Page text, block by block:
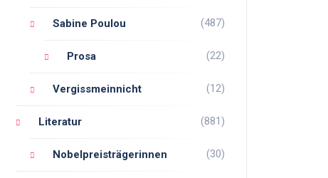
Sabine Poulou (487)
Prosa (22)
Vergissmeinnicht (12)
Literatur (881)
Nobelpreisträgerinnen (30)